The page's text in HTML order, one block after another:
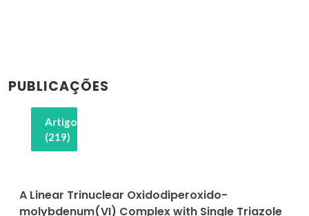
PUBLICAÇÕES
Artigos
(219)
A Linear Trinuclear Oxidodiperoxido-
molybdenum(VI) Complex with Single Triazole